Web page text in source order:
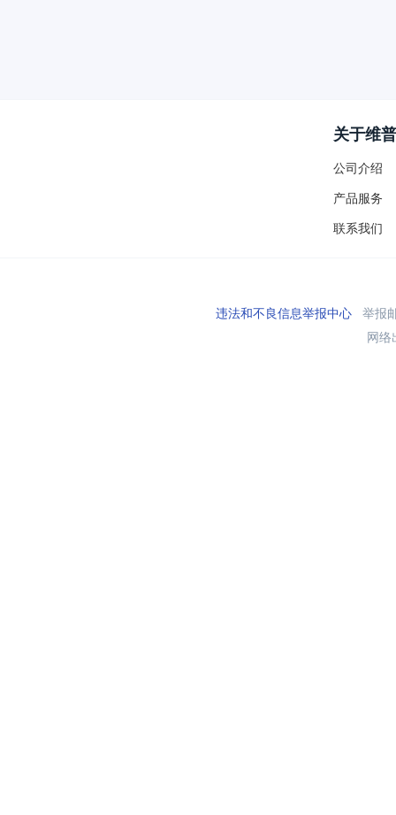
关于维普
公司介绍
产品服务
联系我们
违法和不良信息举报中心举报
网